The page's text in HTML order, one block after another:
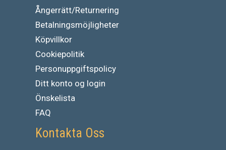
Ångerrätt/Returnering
Betalningsmöjligheter
Köpvillkor
Cookiepolitik
Personuppgiftspolicy
Ditt konto og login
Önskelista
FAQ
Kontakta Oss